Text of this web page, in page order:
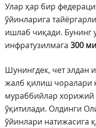
Улар ҳар бир
ўйинларига
ишлаб чиқади. Бунинг
инфратузилмага 300
Шунингдек, чет элдан
жалб қилиш чоралари
мураббийлар хорижий
ўқитилади. Олдинги
ўйинлари натижасига